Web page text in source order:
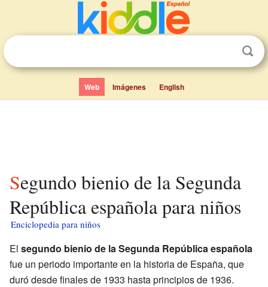
Web Imágenes English
Segundo bienio de la Segunda
República española para niños
Enciclopedia para niños
El segundo bienio de la Segunda República española
fue un periodo importante en la historia de España, que
duró desde finales de 1933 hasta principios de 1936.